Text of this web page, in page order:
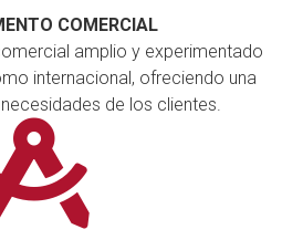
COMERCIAL
amplio y experimentado
internacional, ofreciendo una
de los clientes.